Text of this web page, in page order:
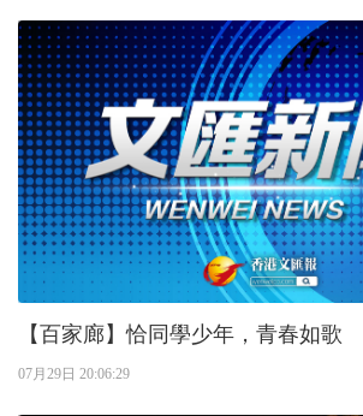
【百家廊】恰同學少年，青春如歌
07月29日 20:06:29